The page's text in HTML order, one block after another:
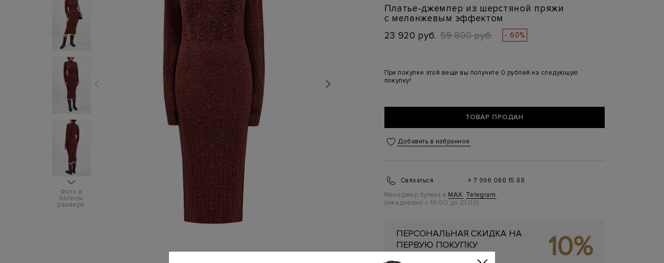
Фото в
полном
размере
Платье-джемпер из шерстяной пряжи
с меланжевым эффектом
23 920 руб. 59 800 руб. - 60%
При покупке этой вещи вы получите 0 рублей на следующую
покупку!
ТОВАР ПРОДАН
Добавить в избранное
Связаться
+ 7 996 066 15 88
Менеджер бутика в MAX, Telegram
(ежедневно с 10:00 до 21:00)
ПЕРСОНАЛЬНАЯ СКИДКА НА
ПЕРВУЮ ПОКУПКУ
Подробнее 10%